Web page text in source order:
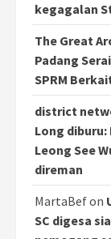
kegagalan
The Great
Padang
SPRM
district
Long
Leong See
direman
MartaBefon
SC digesa